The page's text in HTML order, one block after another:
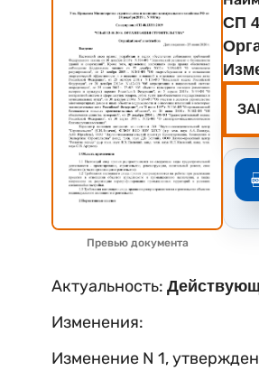
Превью документа
СП
Актуальность:
Изменения:
Изменение N 1,